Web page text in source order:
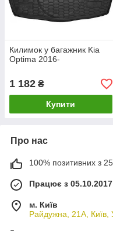
Килимок у багажник Kia
Optima 2016-
1 182 ₴
Купити
Про нас
100% позитивних з 25
Працює з 05.10.2017
м. Київ
Райдужна, 21А, Київ,